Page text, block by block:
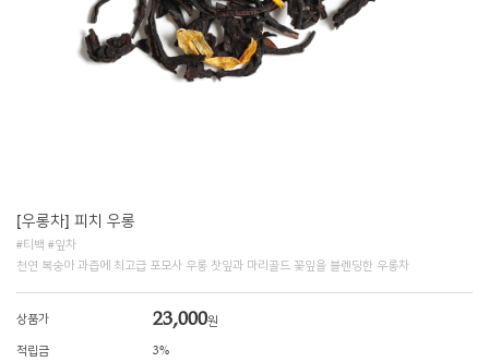
[우롱차] 피치 우롱
#티백 #잎차
천연 복숭아 과즙에 최고급 포모사 우롱 찻잎과 마리골드 꽃잎을 블렌딩한 우롱차
상품가 23,000원
적립금 3%